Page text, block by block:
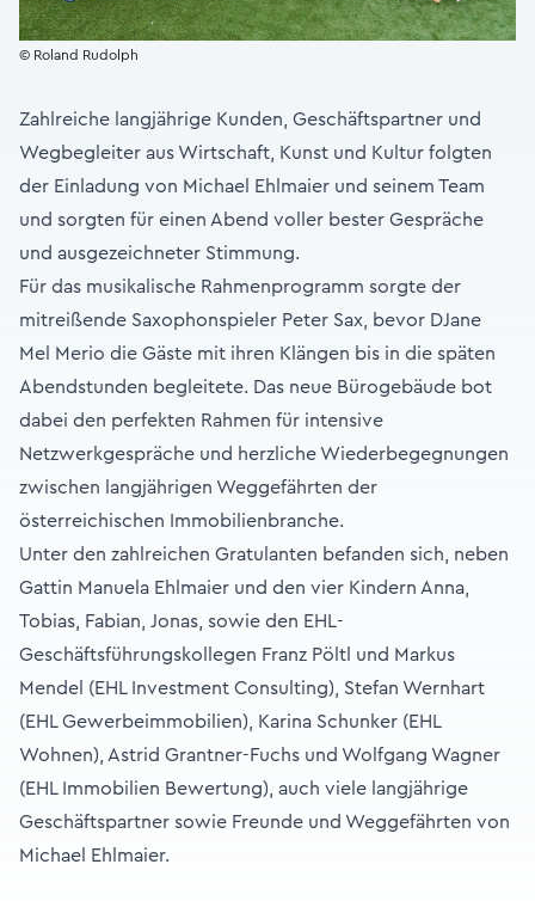
© Roland Rudolph
Zahlreiche langjährige Kunden, Geschäftspartner und
Wegbegleiter aus Wirtschaft, Kunst und Kultur folgten
der Einladung von Michael Ehlmaier und seinem Team
und sorgten für einen Abend voller bester Gespräche
und ausgezeichneter Stimmung.
Für das musikalische Rahmenprogramm sorgte der
mitreißende Saxophonspieler Peter Sax, bevor DJane
Mel Merio die Gäste mit ihren Klängen bis in die späten
Abendstunden begleitete. Das neue Bürogebäude bot
dabei den perfekten Rahmen für intensive
Netzwerkgespräche und herzliche Wiederbegegnungen
zwischen langjährigen Weggefährten der
österreichischen Immobilienbranche.
Unter den zahlreichen Gratulanten befanden sich, neben
Gattin Manuela Ehlmaier und den vier Kindern Anna,
Tobias, Fabian, Jonas, sowie den EHL-
Geschäftsführungskollegen Franz Pöltl und Markus
Mendel (EHL Investment Consulting), Stefan Wernhart
(EHL Gewerbeimmobilien), Karina Schunker (EHL
Wohnen), Astrid Grantner-Fuchs und Wolfgang Wagner
(EHL Immobilien Bewertung), auch viele langjährige
Geschäftspartner sowie Freunde und Weggefährten von
Michael Ehlmaier.